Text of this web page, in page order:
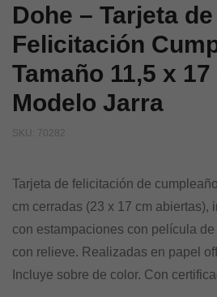
Dohe – Tarjeta de
Felicitación
Tamaño 11,5 x
Modelo Jarra
SKU: 70282
Tarjeta de felicitación de
cm cerradas (23 x 17 cm abiertas),
con estampaciones con película
con relieve. Realizadas en papel
Incluye sobre de color. Con